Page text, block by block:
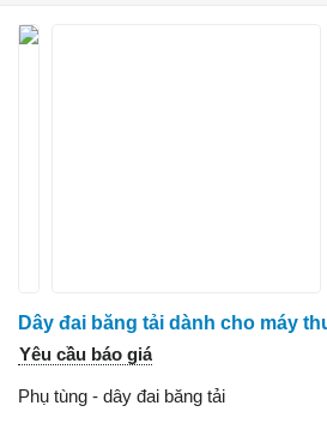
Yêu cầu báo giá
Phụ tùng - dây đai băng tải